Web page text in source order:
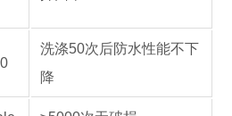
洗涤50次后防水性能不下
降